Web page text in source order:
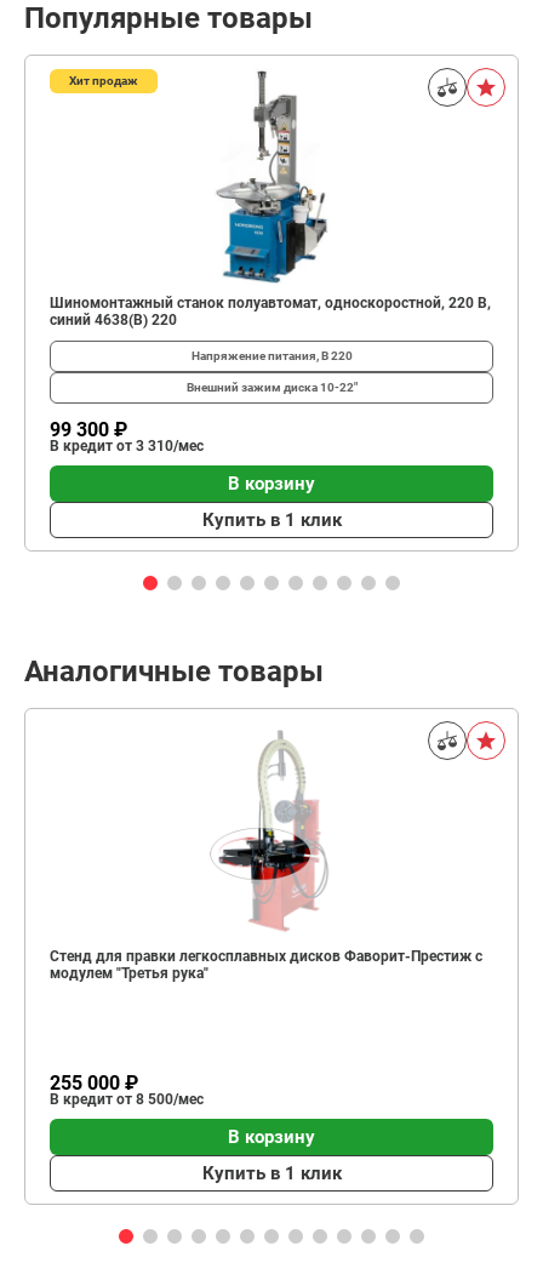
Популярные товары
Хит продаж
Шиномонтажный станок полуавтомат, односкоростной, 220 В,
синий 4638(B) 220
Напряжение питания, В220
Внешний зажим диска10-22"
99 300 ₽
В кредит от 3 310/мес
В корзину
Купить в 1 клик
Аналогичные товары
Стенд для правки легкосплавных дисков Фаворит-Престиж с
модулем "Третья рука"
255 000 ₽
В кредит от 8 500/мес
В корзину
Купить в 1 клик